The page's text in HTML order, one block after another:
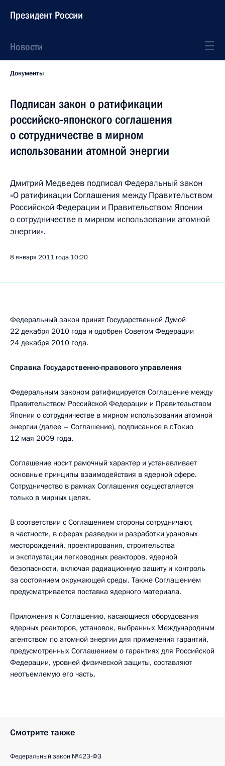
Президент России
Новости
Документы
Подписан закон о ратификации
российско-японского соглашения
о сотрудничестве в мирном
использовании атомной энергии
Дмитрий Медведев подписал Федеральный закон
«О ратификации Соглашения между Правительством
Российской Федерации и Правительством Японии
о сотрудничестве в мирном использовании атомной
энергии».
8 января 2011 года 10:20
Федеральный закон принят Государственной Думой
22 декабря 2010 года и одобрен Советом Федерации
24 декабря 2010 года.
Справка Государственно-правового управления
Федеральным законом ратифицируется Соглашение между
Правительством Российской Федерации и Правительством
Японии о сотрудничестве в мирном использовании атомной
энергии (далее – Соглашение), подписанное в г.Токио
12 мая 2009 года.
Соглашение носит рамочный характер и устанавливает
основные принципы взаимодействия в ядерной сфере.
Сотрудничество в рамках Соглашения осуществляется
только в мирных целях.
В соответствии с Соглашением стороны сотрудничают,
в частности, в сферах разведки и разработки урановых
месторождений, проектирования, строительства
и эксплуатации легководных реакторов, ядерной
безопасности, включая радиационную защиту и контроль
за состоянием окружающей среды. Также Соглашением
предусматривается поставка ядерного материала.
Приложения к Соглашению, касающиеся оборудования
ядерных реакторов, установок, выбранных Международным
агентством по атомной энергии для применения гарантий,
предусмотренных Соглашением о гарантиях для Российской
Федерации, уровней физической защиты, составляют
неотъемлемую его часть.
Смотрите также
Федеральный закон №423-ФЗ